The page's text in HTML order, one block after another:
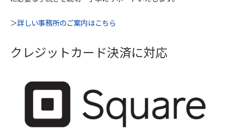
＞詳しい事務所のご案内はこちら
クレジットカード決済に対応